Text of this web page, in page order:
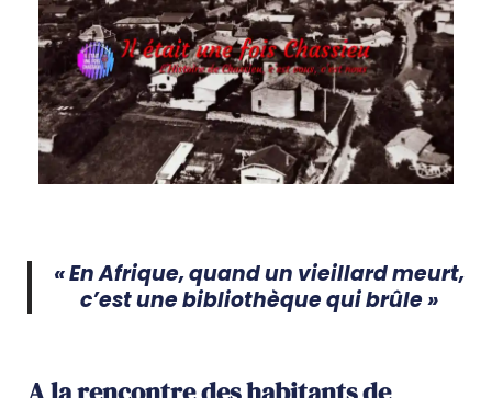
« En Afrique, quand un vieillard meurt,
c’est une bibliothèque qui brûle »